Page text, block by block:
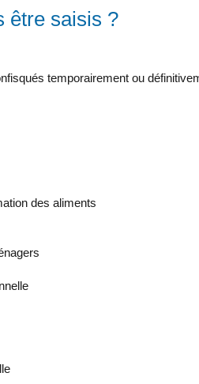
être saisis ?
temporairement ou
des aliments